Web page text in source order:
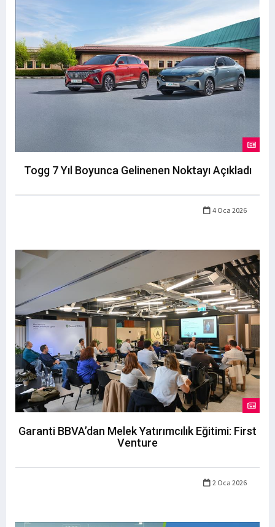
Togg 7 Yıl Boyunca Gelinenen Noktayı Açıkladı
4 Oca 2026
Garanti BBVA’dan Melek Yatırımcılık Eğitimi: First
Venture
2 Oca 2026